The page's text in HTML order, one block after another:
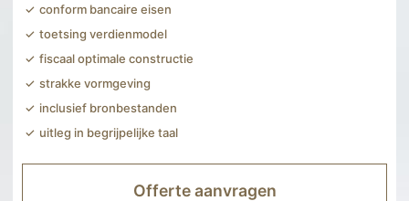
conform bancaire eisen
toetsing verdienmodel
fiscaal optimale constructie
strakke vormgeving
inclusief bronbestanden
uitleg in begrijpelijke taal
Offerte aanvragen